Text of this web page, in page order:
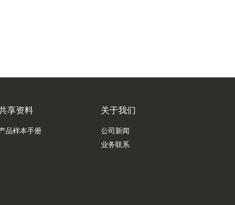
享资料
品样本手册
关于我们
公司新闻
业务联系